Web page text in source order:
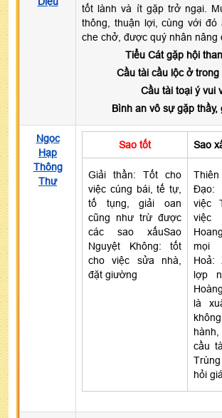
tốt lành và ít gặp trở ngại.
thông, thuận lợi, cùng với đó
che chở, được quý nhân nâng
Tiểu Cát gặp hội
Cầu tài cầu lộc ở trong
Cầu tài toại ý vui
Bình an vô sự gặp thầy,
Ngọc
Hạp
Thông
Thư
Sao tốt Sao
Giải thần: Tốt cho
việc cúng bái, tế tự,
tố tụng, giải oan
cũng như trừ được
các sao xấuSao
Nguyệt Không: tốt
cho việc sửa nhà,
đặt giường
Đạo:
việc
mọi
Hoả:
lợp
là
cầu
hỏi giá